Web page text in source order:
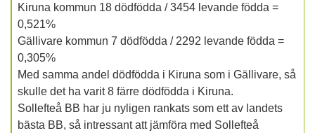
Kiruna kommun 18 dödfödda / 3454 levande födda =
0,521%
Gällivare kommun 7 dödfödda / 2292 levande födda =
0,305%
Med samma andel dödfödda i Kiruna som i Gällivare, så
skulle det ha varit 8 färre dödfödda i Kiruna.
Sollefteå BB har ju nyligen rankats som ett av landets
bästa BB, så intressant att jämföra med Sollefteå